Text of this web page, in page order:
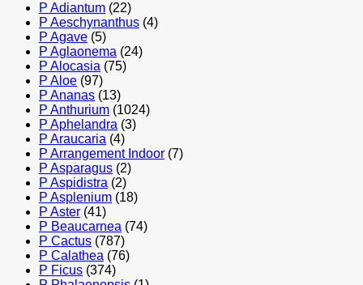
P Adiantum (22)
P Aeschynanthus (4)
P Agave (5)
P Aglaonema (24)
P Alocasia (75)
P Aloe (97)
P Ananas (13)
P Anthurium (1024)
P Aphelandra (3)
P Araucaria (4)
P Arrangement Indoor (7)
P Asparagus (2)
P Aspidistra (2)
P Asplenium (18)
P Aster (41)
P Beaucarnea (74)
P Cactus (787)
P Calathea (76)
P Ficus (374)